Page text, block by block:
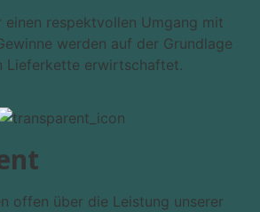
einen respektvollen Umgang mit
werden auf der Grundlage
Lieferkette erwirtschaftet.
offen über die Leistung unserer